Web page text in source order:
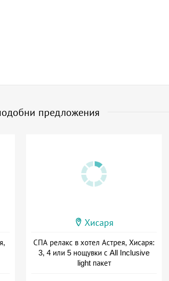
предложения
Хисаря
СПА релакс в хотел Астрея, Хисаря:
3, 4 или 5 нощувки с All Inclusive
light пакет